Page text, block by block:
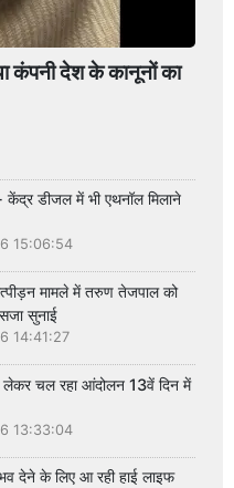
कंपनी देश के कानूनों का
केंद्र डीजल में भी एथनॉल मिलाने
15:06:54
मामले में तरुण तेजपाल को
सुनाई
14:41:27
लेकर चल रहा आंदोलन 13वें दिन में
13:33:04
देने के लिए आ रही हाई लाइफ